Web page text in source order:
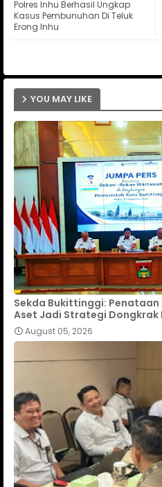
Polres Inhu Berhasil Ungkap
Kasus Pembunuhan Di Teluk
Erong Inhu
YOU MAY LIKE
Sekda Bukittinggi:
Aset Jadi Strategi Dongkrak
August 05, 2026